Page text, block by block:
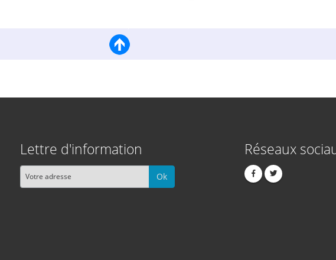
Lettre d'information
Ok
Réseaux